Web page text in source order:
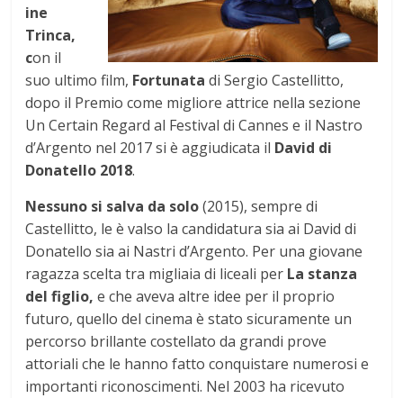
ine
Trinca,
con il
suo ultimo film, Fortunata di Sergio Castellitto,
dopo il Premio come migliore attrice nella sezione
Un Certain Regard al Festival di Cannes e il Nastro
d’Argento nel 2017 si è aggiudicata il David di
Donatello 2018.
Nessuno si salva da solo(2015), sempre di
Castellitto, le è valso la candidatura sia ai David di
Donatello sia ai Nastri d’Argento. Per una giovane
ragazza scelta tra migliaia di liceali per La stanza
del figlio,e che aveva altre idee per il proprio
futuro, quello del cinema è stato sicuramente un
percorso brillante costellato da grandi prove
attoriali che le hanno fatto conquistare numerosi e
importanti riconoscimenti. Nel 2003 ha ricevuto